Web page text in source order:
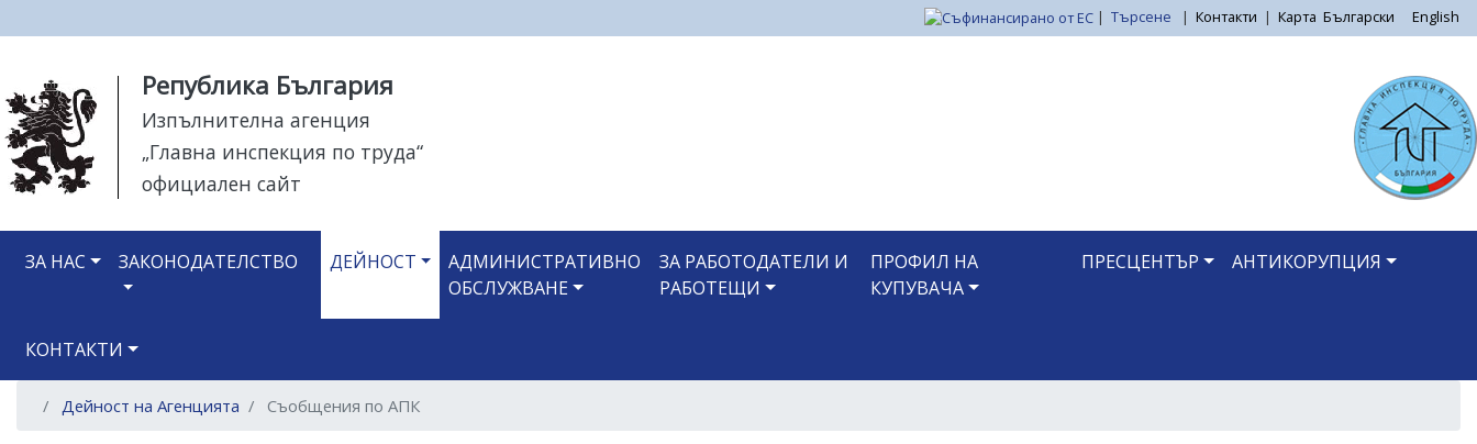
обърнете
внимание:
Този
уебсайт
със
система
Control-
към
Български English
| Търсене | Контакти | Карта
Република България
Изпълнителна агенция
„Главна инспекция по труда“
официален сайт
ЗА НАС ЗАКОНОДАТЕЛСТВО ДЕЙНОСТ
АДМИНИСТРАТИВНО
ОБСЛУЖВАНЕ
ЗА РАБОТОДАТЕЛИ И
РАБОТЕЩИ
ПРОФИЛ НА
КУПУВАЧА
ПРЕСЦЕНТЪР АНТИКОРУПЦИЯ
КОНТАКТИ
Дейност на Агенцията Съобщения по АПК